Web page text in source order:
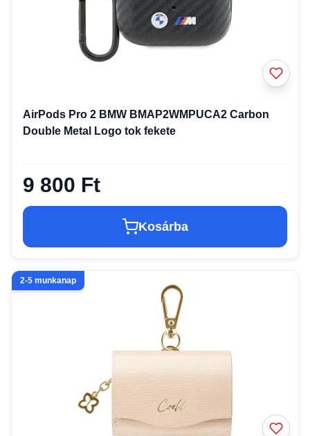
AirPods Pro 2 BMW BMAP2WMPUCA2 Carbon
Double Metal Logo tok fekete
9 800 Ft
Kosárba
2-5 munkanap